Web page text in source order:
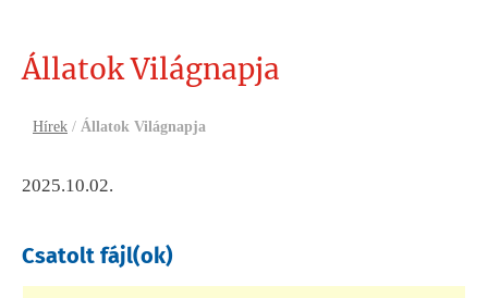
Állatok Világnapja
Hírek / Állatok Világnapja
2025.10.02.
Csatolt fájl(ok)